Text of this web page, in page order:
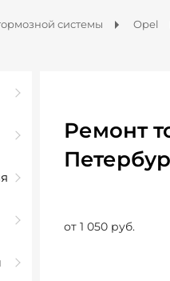
системы Opel
Ремонт
от 1 050 руб.